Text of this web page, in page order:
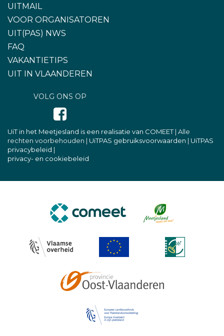
UITMAIL
VOOR ORGANISATOREN
UIT(PAS) NWS
FAQ
VAKANTIETIPS
UIT IN VLAANDEREN
VOLG ONS OP
UiT in het Meetjesland is een realisatie van COMEET| Alle
rechten voorbehouden | UiTPAS gebruiksvoorwaarden | UiTPAS
privacybeleid |
privacy- en cookiebeleid